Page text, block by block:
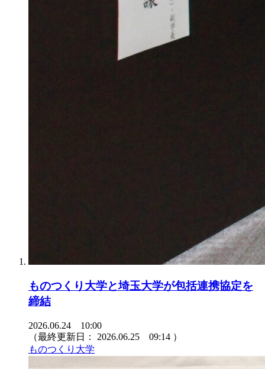
ものつくり大学と埼玉大学が包括連携協定を
締結
2026.06.24 10:00
（最終更新日： 2026.06.25 09:14 ）
ものつくり大学